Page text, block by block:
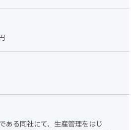
ある同社にて、生産管理をはじ